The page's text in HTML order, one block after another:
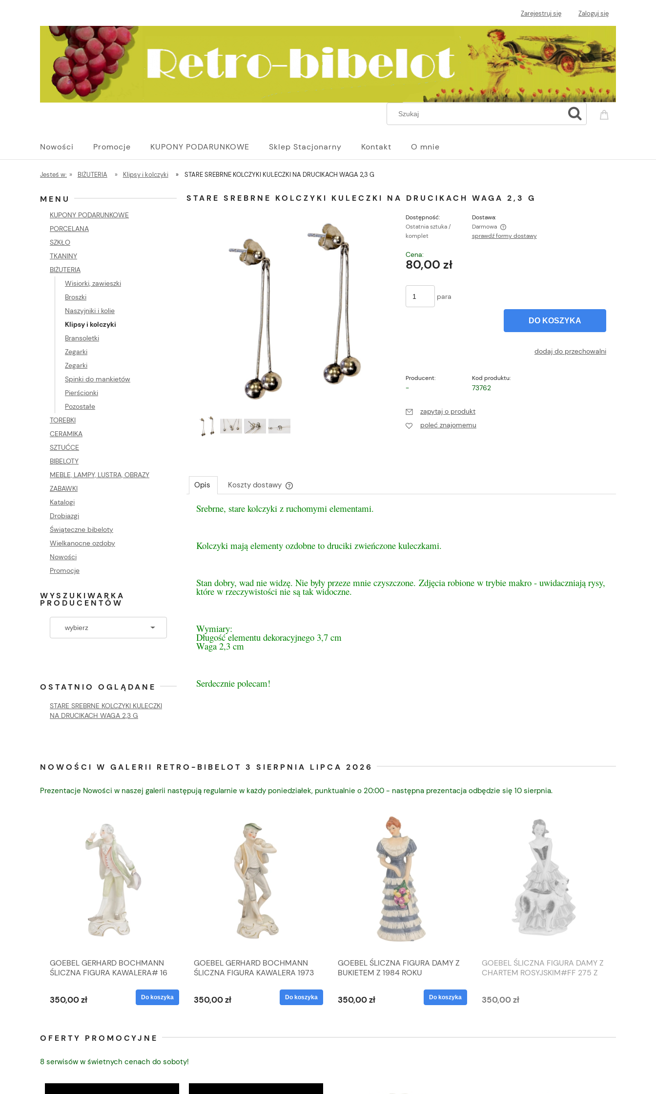
Zarejestruj się Zaloguj się
Nowości Promocje KUPONY PODARUNKOWE Sklep Stacjonarny Kontakt O mnie
Jesteś w: » BIŻUTERIA » Klipsy i kolczyki » STARE SREBRNE KOLCZYKI KULECZKI NA DRUCIKACH WAGA 2,3 G
MENU
KUPONY PODARUNKOWE
PORCELANA
SZKŁO
TKANINY
BIŻUTERIA
Wisiorki, zawieszki
Broszki
Naszyjniki i kolie
Klipsy i kolczyki
Bransoletki
Zegarki
Zegarki
Spinki do mankietów
Pierścionki
Pozostałe
TOREBKI
CERAMIKA
SZTUĆCE
BIBELOTY
MEBLE, LAMPY, LUSTRA, OBRAZY
ZABAWKI
Katalogi
Drobiazgi
Świąteczne bibeloty
Wielkanocne ozdoby
Nowości
Promocje
WYSZUKIWARKA
PRODUCENTÓW
OSTATNIO OGLĄDANE
STARE SREBRNE KOLCZYKI KULECZKI
NA DRUCIKACH WAGA 2,3 G
STARE SREBRNE KOLCZYKI KULECZKI NA DRUCIKACH WAGA 2,3 G
Dostępność:
Ostatnia sztuka /
komplet
Dostawa:
Darmowa
sprawdź formy dostawy
Cena:
80,00 zł
para
DO KOSZYKA
dodaj do przechowalni
Producent:
-
Kod produktu:
73762
zapytaj o produkt
poleć znajomemu
Opis Koszty dostawy
Cena nie zawiera ewentualnych kosztów
Srebrne, stare kolczyki z ruchomymi elementami.
Kolczyki mają elementy ozdobne to druciki zwieńczone kuleczkami.
Stan dobry, wad nie widzę. Nie były przeze mnie czyszczone. Zdjęcia robione w trybie makro - uwidaczniają rysy,
które w rzeczywistości nie są tak widoczne.
Wymiary:
Długość elementu dekoracyjnego 3,7 cm
Waga 2,3 cm
Serdecznie polecam!
NOWOŚCI W GALERII RETRO-BIBELOT 3 SIERPNIA LIPCA 2026
Prezentacje Nowości w naszej galerii następują regularnie w każdy poniedziałek, punktualnie o 20:00 - następna prezentacja odbędzie się 10 sierpnia.
GOEBEL GERHARD BOCHMANN
ŚLICZNA FIGURA KAWALERA# 16
350,00 zł Do koszyka
GOEBEL GERHARD BOCHMANN
ŚLICZNA FIGURA KAWALERA 1973
350,00 zł Do koszyka
GOEBEL ŚLICZNA FIGURA DAMY Z
BUKIETEM Z 1984 ROKU
350,00 zł Do koszyka
GOEBEL ŚLICZNA FIGURA DAMY Z
CHARTEM ROSYJSKIM#FF 275 Z
350,00 zł
OFERTY PROMOCYJNE
8 serwisów w świetnych cenach do soboty!